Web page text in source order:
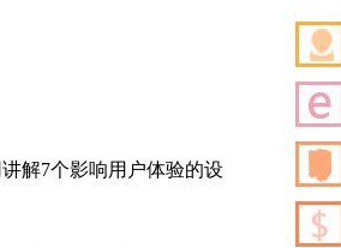
解7个影响用户体验的设